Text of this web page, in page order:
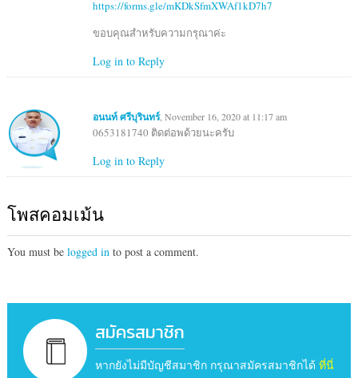
https://forms.gle/mKDkSfmXWAf1kD7h7
ขอบคุณสำหรับความกรุณาค่ะ
Log in to Reply
อนนท์ ศรีบุรินทร์, November 16, 2020 at 11:17 am
0653181740 ติดต่อพด้วยนะครับ
Log in to Reply
โพสคอมเม้น
You must be logged into post a comment.
สมัครสมาชิก
หากยังไม่มีบัญชีสมาชิก กรุณาสมัครสมาชิกได้ ที่นี่